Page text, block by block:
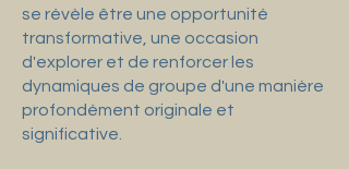
se révèle être une opportunité
transformative, une occasion
d'explorer et de renforcer les
dynamiques de groupe d'une manière
profondément originale et
significative.